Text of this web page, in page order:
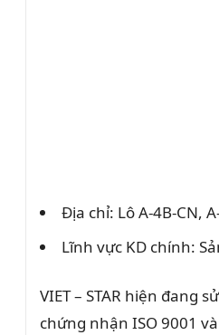
Địa chỉ: Lô A-4B-CN,
Lĩnh vực KD chính:
VIET – STAR hiện đang
chứng nhận ISO 9001